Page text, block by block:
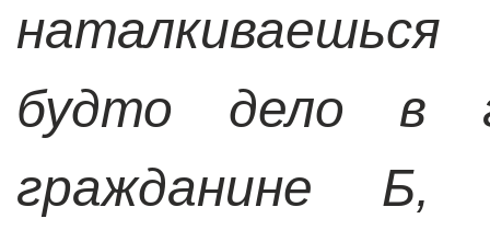
будто дело в
гражданине Б,